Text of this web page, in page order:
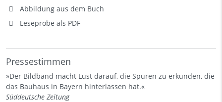
Abbildung aus dem Buch
Leseprobe als PDF
Pressestimmen
»Der Bildband macht Lust darauf, die Spuren zu erkunden, die
das Bauhaus in Bayern hinterlassen hat.«
Süddeutsche Zeitung